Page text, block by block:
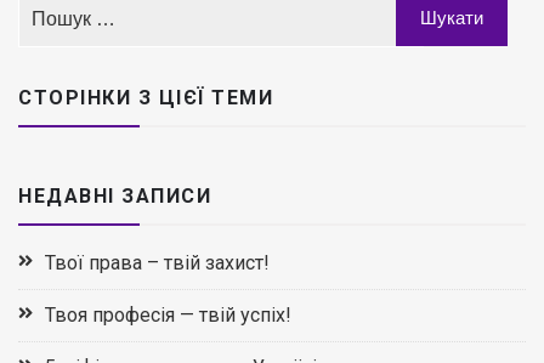
СТОРІНКИ З ЦІЄЇ ТЕМИ
НЕДАВНІ ЗАПИСИ
Твої права – твій захист!
Твоя професія — твій успіх!